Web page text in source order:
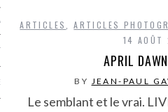
EN VOD
ARTICLES ,ARTICLES
14 AOÛT
APRIL
BY JEAN-PAUL
Le semblant et le vrai.